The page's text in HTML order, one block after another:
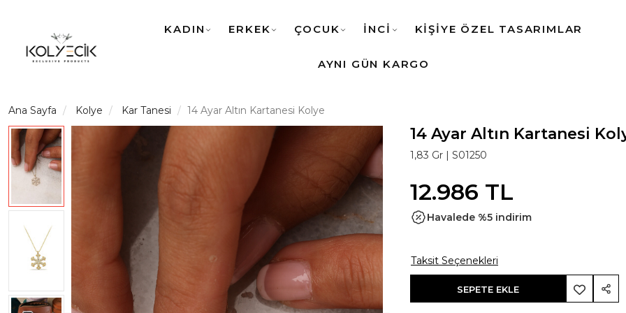
KADIN ERKEK ÇOCUK İNCİ KİŞİYE ÖZEL TASARIMLAR
AYNI GÜN KARGO
Ana Sayfa Kolye Kar Tanesi 14 Ayar Altın Kartanesi Kolye
14 Ayar Altın Kartanesi
1,83 Gr | S01250
12.986 TL
Havalede %5 indirim
Taksit Seçenekleri
SEPETE EKLE